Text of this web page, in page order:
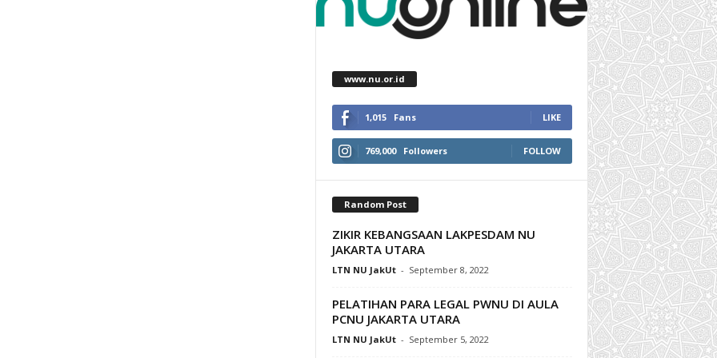
www.nu.or.id
1,015 Fans LIKE
769,000 Followers FOLLOW
Random Post
ZIKIR KEBANGSAAN LAKPESDAM NU
JAKARTA UTARA
LTN NU JakUt - September 8, 2022
PELATIHAN PARA LEGAL PWNU DI AULA
PCNU JAKARTA UTARA
LTN NU JakUt - September 5, 2022